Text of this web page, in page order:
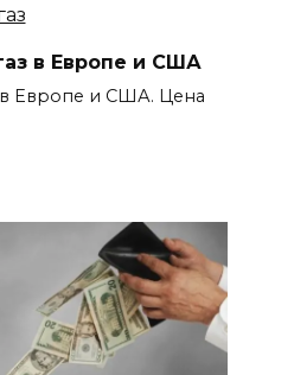
в Европе и США
в Европе и США. Цена